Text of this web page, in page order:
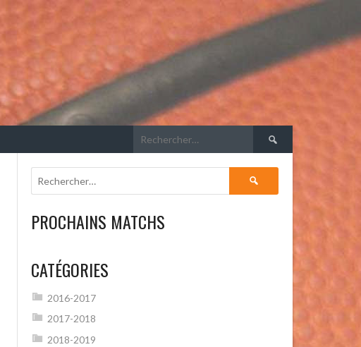
Rechercher :
Rechercher :
PROCHAINS MATCHS
CATÉGORIES
2016-2017
2017-2018
2018-2019